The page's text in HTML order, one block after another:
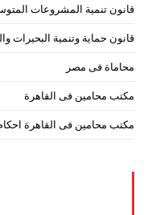
قانون تنمية المشروعات
قانون حماية وتنمية البحيرات
محاماة فى مصر
مكتب محامين فى القاهرة
مكتب محامين فى القاهرة